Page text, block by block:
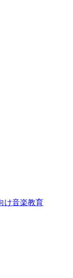
け音楽教育